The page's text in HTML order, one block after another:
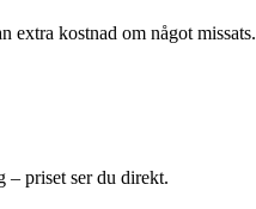
extra kostnad om något missats.
– priset ser du direkt.